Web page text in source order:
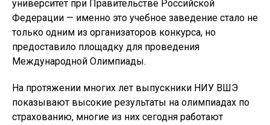
университет при Правительстве Российской
Федерации — именно это учебное заведение стало не
только одним из организаторов конкурса, но
предоставило площадку для проведения
Международной Олимпиады.
На протяжении многих лет выпускники НИУ ВШЭ
показывают высокие результаты на олимпиадах по
страхованию, многие из них сегодня работают